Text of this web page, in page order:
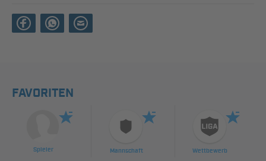
FAVORITEN
Spieler Mannschaft Wettbewerb